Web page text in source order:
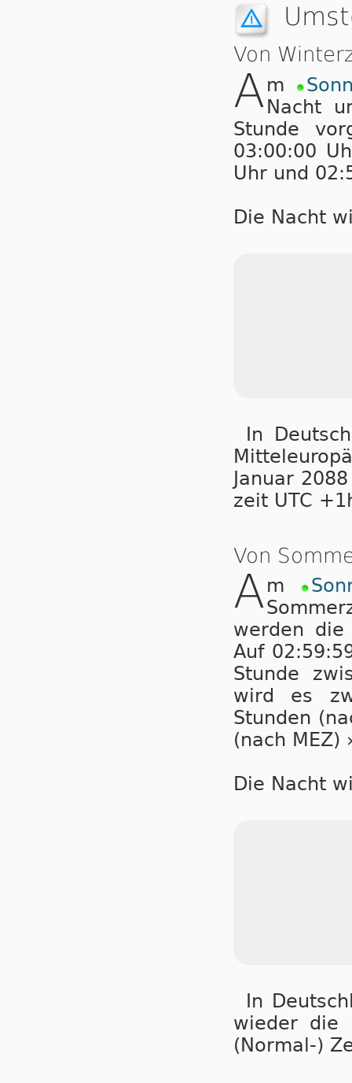
Von
Am
Nacht
Stunde
03:00:00
Uhr und
Die Nacht
In
Ja­nu­ar
zeit UTC
Von
Am
wer­den
Auf
Stunde
wird es
Stunden
(nach MEZ)
Die Nacht
In
wie­der die
(Nor­mal-)